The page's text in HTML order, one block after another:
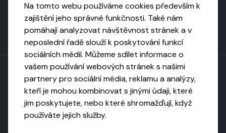
Toto dílo podléhá licenci CC BY-NC-ND
Uveďte původ, neužívejte komerčně, nezpracovávejte.
Na tomto webu používáme cookies především k
zajištění jeho správné funkčnosti. Také nám
pomáhají analyzovat návštěvnost stránek a v
neposlední řadě slouží k poskytování funkcí
sociálních médií. Můžeme sdílet informace o
vašem používání webových stránek s našimi
partnery pro sociální média, reklamu a analýzy,
kteří je mohou kombinovat s jinými údaji, které
jim poskytujete, nebo které shromažďují, když
používáte jejich služby.